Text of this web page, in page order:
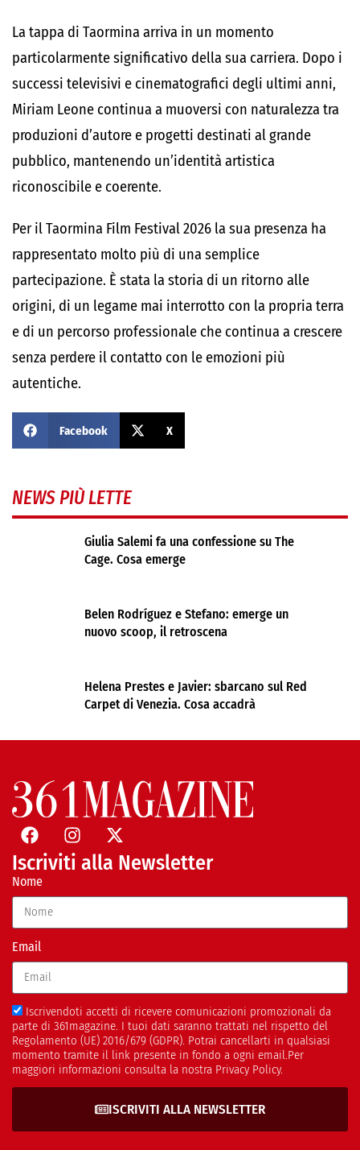
La tappa di Taormina arriva in un momento
particolarmente significativo della sua carriera. Dopo i
successi televisivi e cinematografici degli ultimi anni,
Miriam Leone continua a muoversi con naturalezza tra
produzioni d’autore e progetti destinati al grande
pubblico, mantenendo un’identità artistica
riconoscibile e coerente.
Per il Taormina Film Festival 2026 la sua presenza ha
rappresentato molto più di una semplice
partecipazione. È stata la storia di un ritorno alle
origini, di un legame mai interrotto con la propria terra
e di un percorso professionale che continua a crescere
senza perdere il contatto con le emozioni più
autentiche.
Facebook X
NEWS PIÙ LETTE
Giulia Salemi fa una confessione su The
Cage. Cosa emerge
Belen Rodríguez e Stefano: emerge un
nuovo scoop, il retroscena
Helena Prestes e Javier: sbarcano sul Red
Carpet di Venezia. Cosa accadrà
Iscriviti alla Newsletter
Nome
Email
Iscrivendoti accetti di ricevere comunicazioni promozionali da
parte di 361magazine. I tuoi dati saranno trattati nel rispetto del
Regolamento (UE) 2016/679 (GDPR). Potrai cancellarti in qualsiasi
momento tramite il link presente in fondo a ogni email.Per
maggiori informazioni consulta la nostra Privacy Policy.
ISCRIVITI ALLA NEWSLETTER